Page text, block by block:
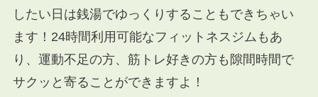
したい日は銭湯でゆっくりすることもできちゃい
ます！24時間利用可能なフィットネスジムもあ
り、運動不足の方、筋トレ好きの方も隙間時間で
サクッと寄ることができますよ！